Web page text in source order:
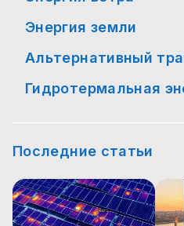
Интересные факты
Новости
Мероприятия
Интересные факты
Новости технологий
Энергия земли
Интересные факты
Новости технологий
Новости
Альтернативный
Мероприятия
Новости технологий
Статьи
Гидротермальная
Статьи
Новости
Последние статьи